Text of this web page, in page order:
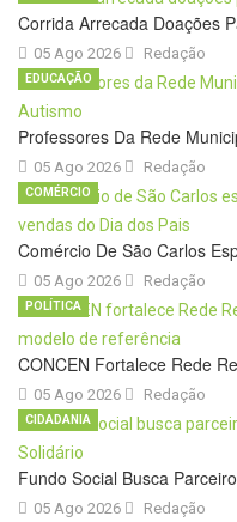
Corrida Arrecada Doações
05 Ago 2026 Redação
Professores Da Rede
05 Ago 2026
EDUCAÇÃO
Redação
Comércio De São Carlos
05 Ago 2026
COMÉRCIO
Redação
CONCEN Fortalece Rede
05 Ago 2026
POLÍTICA
Redação
Fundo Social Busca
05 Ago 2026
CIDADANIA
Redação